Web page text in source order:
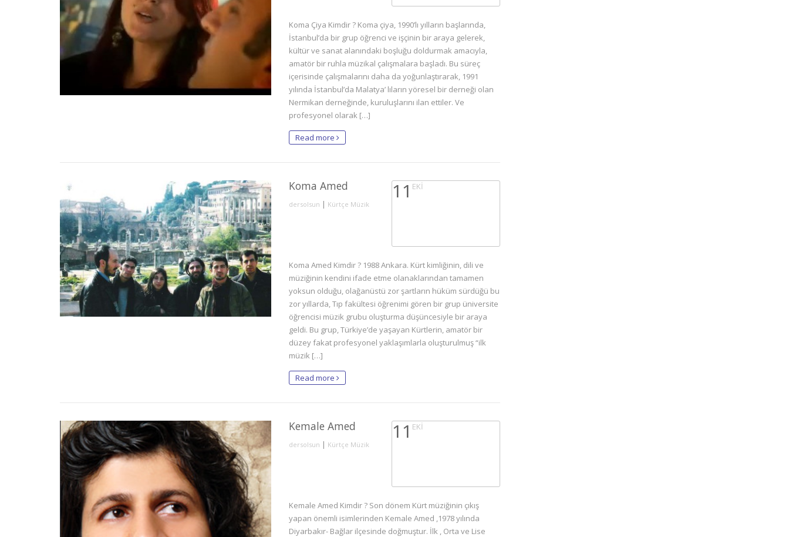
Koma Çiya Kimdir ? Koma çiya, 1990’lı yılların başlarında,
İstanbul’da bir grup öğrenci ve işçinin bir araya gelerek,
kültür ve sanat alanındaki boşluğu doldurmak amacıyla,
amatör bir ruhla müzikal çalışmalara başladı. Bu süreç
içerisinde çalışmalarını daha da yoğunlaştırarak, 1991
yılında İstanbul’da Malatya’ lıların yöresel bir derneği olan
Nermikan derneğinde, kuruluşlarını ilan ettiler. Ve
profesyonel olarak […]
Read more
Koma Amed
dersolsun | Kürtçe Müzik
11 EKI
Koma Amed Kimdir ? 1988 Ankara. Kürt kimliğinin, dili ve
müziğinin kendini ifade etme olanaklarından tamamen
yoksun olduğu, olağanüstü zor şartların hüküm sürdüğü bu
zor yıllarda, Tıp fakültesi öğrenimi gören bir grup üniversite
öğrencisi müzik grubu oluşturma düşüncesiyle bir araya
geldi. Bu grup, Türkiye’de yaşayan Kürtlerin, amatör bir
düzey fakat profesyonel yaklaşımlarla oluşturulmuş “ilk
müzik […]
Read more
Kemale Amed
dersolsun | Kürtçe Müzik
11 EKI
Kemale Amed Kimdir ? Son dönem Kürt müziğinin çıkış
yapan önemli isimlerinden Kemale Amed ,1978 yılında
Diyarbakır- Bağlar ilçesinde doğmuştur. İlk , Orta ve Lise